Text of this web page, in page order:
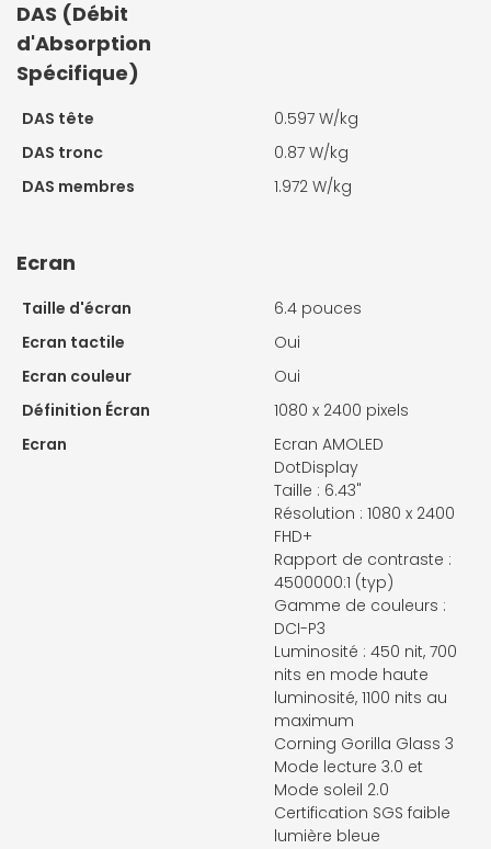
DAS (Débit
d'Absorption
Spécifique)
DAS tête
0.597 W/kg
DAS tronc
0.87 W/kg
DAS membres
1.972 W/kg
Ecran
Taille d'écran
6.4 pouces
Ecran tactile
Oui
Ecran couleur
Oui
Définition Écran
1080 x 2400 pixels
Ecran
Ecran AMOLED
DotDisplay
Taille : 6.43"
Résolution : 1080 x 2400
FHD+
Rapport de contraste :
4500000:1 (typ)
Gamme de couleurs :
DCI-P3
Luminosité : 450 nit, 700
nits en mode haute
luminosité, 1100 nits au
maximum
Corning Gorilla Glass 3
Mode lecture 3.0 et
Mode soleil 2.0
Certification SGS faible
lumière bleue